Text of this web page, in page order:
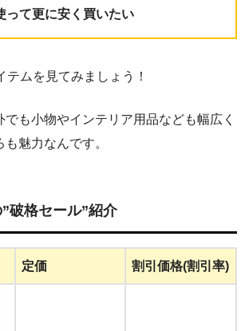
って更に安く買いたい
テムを見てみましょう！
でも小物やインテリア用品なども幅広く
魅力なんです。
破格セール”紹介
定価 割引価格(割引率)